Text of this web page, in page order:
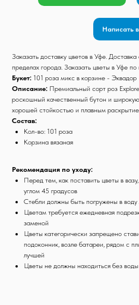
Написать
Заказать доставку цветов в Уфе. Доставка
пределах города. Заказать цветы в Уфе
Букет: 101 роза микс в корзине - Эквадор
Описание: Премиальный сорт роз
роскошный качественный бутон и
хорошей стойкостью и плавным
Состав:
Кол-во: 101 роза
Корзина вязаная
Рекомендация по уходу:
Перед тем, как поставить цветы в
углом 45 градусов
Стебли должны быть погружены в
Цветам требуется ежедневная
заменой
Цветы категорически запрещено
подоконник, возле батареи, рядом с
лучшей
Цветы не должны находиться без